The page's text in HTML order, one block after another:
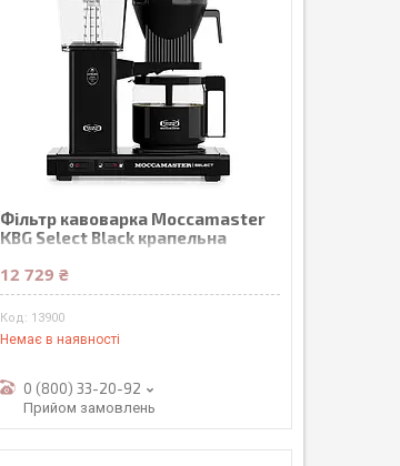
Фільтр кавоварка Moccamaster
KBG Select Black крапельна
12 729 ₴
13900
Немає в наявності
0 (800) 33-20-92
Прийом замовлень